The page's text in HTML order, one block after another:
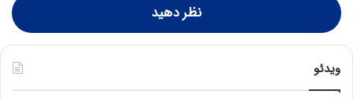
نظر دهید
ویدئو